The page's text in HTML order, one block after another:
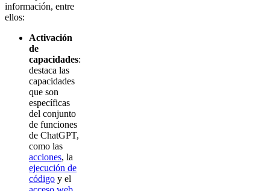
información, entre
ellos:
Activación
de
capacidades:
destaca las
capacidades
que son
específicas
del conjunto
de funciones
de ChatGPT,
como las
acciones, la
ejecución de
código y el